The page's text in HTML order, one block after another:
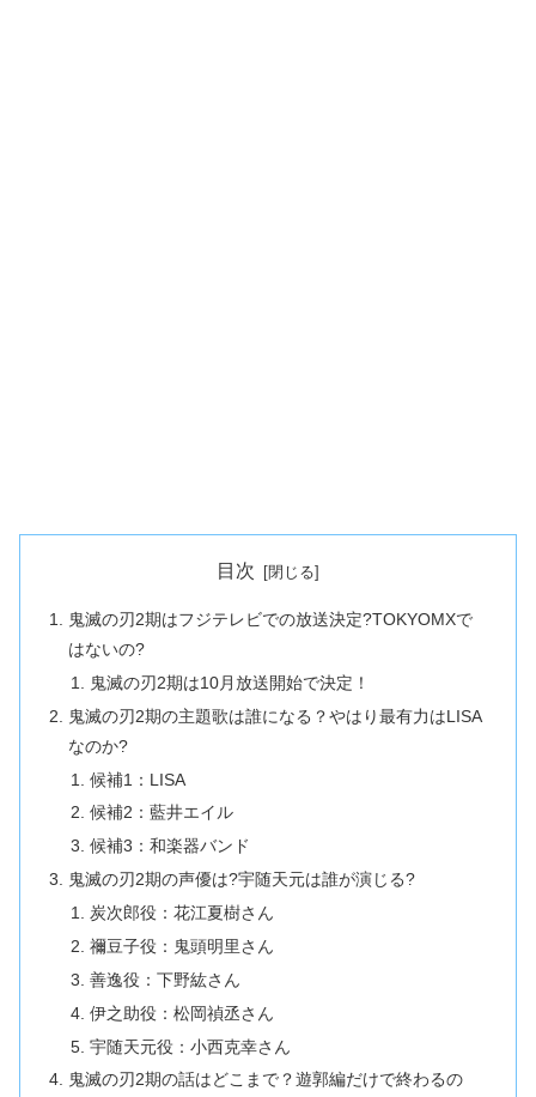
目次
鬼滅の刃2期はフジテレビでの放送決定?TOKYOMXで
はないの?
鬼滅の刃2期は10月放送開始で決定！
鬼滅の刃2期の主題歌は誰になる？やはり最有力はLISA
なのか?
候補1：LISA
候補2：藍井エイル
候補3：和楽器バンド
鬼滅の刃2期の声優は?宇随天元は誰が演じる?
炭次郎役：花江夏樹さん
禰豆子役：鬼頭明里さん
善逸役：下野紘さん
伊之助役：松岡禎丞さん
宇随天元役：小西克幸さん
鬼滅の刃2期の話はどこまで？遊郭編だけで終わるの